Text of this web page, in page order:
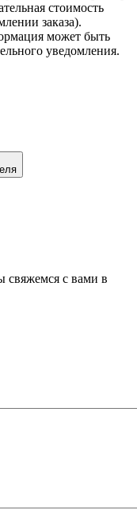
стоимость
заказа).
может быть
уведомления.
свяжемся с вами в